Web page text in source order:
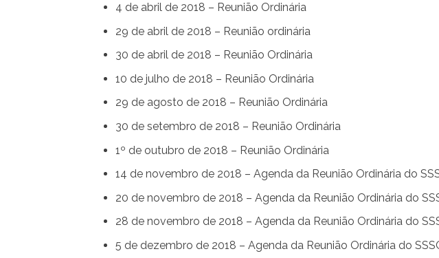
4 de abril de 2018 – Reunião Ordinária
29 de abril de 2018 – Reunião ordinária
30 de abril de 2018 – Reunião Ordinária
10 de julho de 2018 – Reunião Ordinária
29 de agosto de 2018 – Reunião Ordinária
30 de setembro de 2018 – Reunião Ordinária
1º de outubro de 2018 – Reunião Ordinária
14 de novembro de 2018 – Agenda da Reunião Ordinária do
20 de novembro de 2018 – Agenda da Reunião Ordinária do
28 de novembro de 2018 – Agenda da Reunião Ordinária do
5 de dezembro de 2018 – Agenda da Reunião Ordinária do